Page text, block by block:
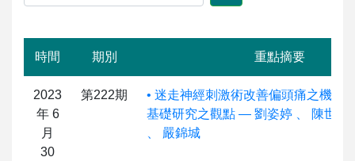
時間 期別 重點摘要
2023
年 6
月
30
第222期
• 迷走神經刺激術改善偏頭痛之機制
基礎研究之觀點 — 劉姿婷 、 陳世彬
、 嚴錦城